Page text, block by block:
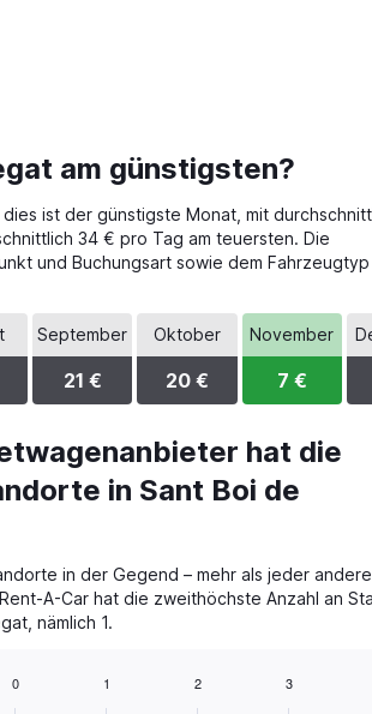
am günstigsten?
ist der günstigste Monat, mit
34 € pro Tag am teuersten. Die
und Buchungsart sowie dem Fahrzeugtyp
September
21 €
Oktober
20 €
November
7 €
hat die
in Sant Boi de
in der Gegend – mehr als jeder andere
A-Car hat die zweithöchste Anzahl an
nämlich 1.
0 1 2 3